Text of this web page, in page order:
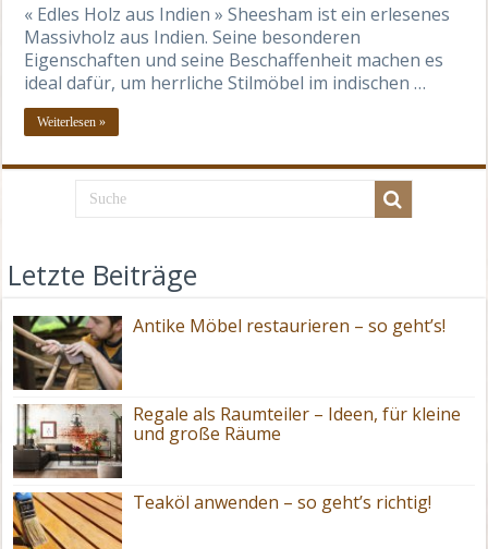
« Edles Holz aus Indien » Sheesham ist ein erlesenes
Massivholz aus Indien. Seine besonderen
Eigenschaften und seine Beschaffenheit machen es
ideal dafür, um herrliche Stilmöbel im indischen …
Weiterlesen »
Letzte Beiträge
Antike Möbel restaurieren – so geht’s!
Regale als Raumteiler – Ideen, für kleine
und große Räume
Teaköl anwenden – so geht’s richtig!